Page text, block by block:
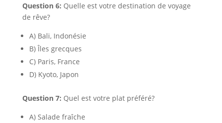
Question 6: Quelle est votre destination de voyage
de rêve?
A) Bali, Indonésie
B) Îles grecques
C) Paris, France
D) Kyoto, Japon
Question 7: Quel est votre plat préféré?
A) Salade fraîche